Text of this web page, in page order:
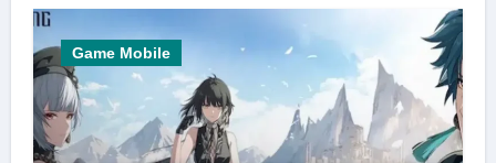
Game Mobile